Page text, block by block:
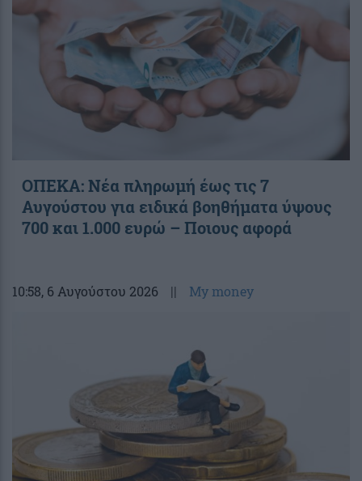
ΟΠΕΚΑ: Νέα πληρωμή έως τις 7
Αυγούστου για ειδικά βοηθήματα ύψους
700 και 1.000 ευρώ – Ποιους αφορά
10:58, 6 Αυγούστου 2026 || My money